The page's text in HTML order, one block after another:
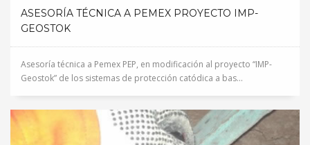
ASESORÍA TÉCNICA A PEMEX PROYECTO IMP-
GEOSTOK
Asesoría técnica a Pemex PEP, en modificación al proyecto “IMP-
Geostok” de los sistemas de protección catódica a bas...